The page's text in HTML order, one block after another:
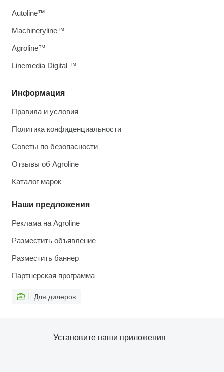
Информация
Правила и условия
Политика конфиденциальности
Советы по безопасности
Отзывы об Agroline
Каталог марок
Наши предложения
Реклама на Agroline
Разместить объявление
Разместить баннер
Партнерская программа
Для дилеров
Autoline™
Machineryline™
Agroline™
Linemedia Digital ™
Установите наши приложения